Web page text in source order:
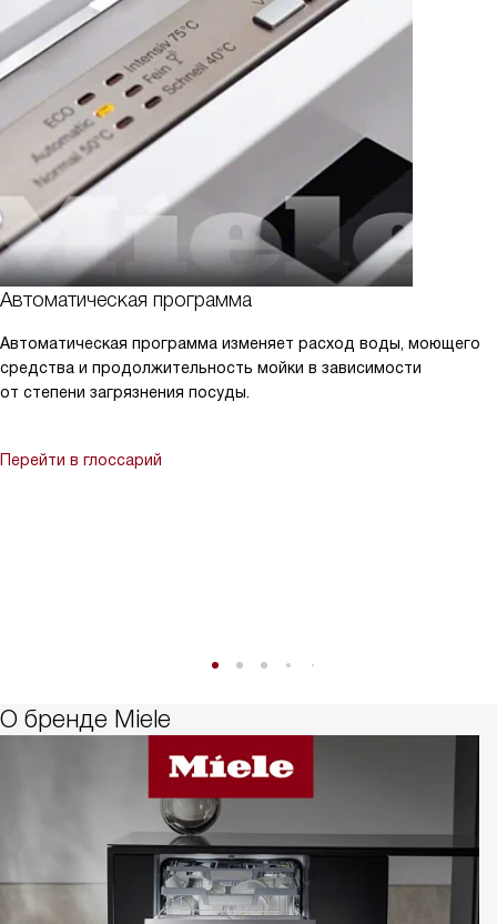
Автоматическая программа
Автоматическая программа изменяет расход воды, моющего
средства и продолжительность мойки в зависимости
от степени загрязнения посуды.
Перейти в глоссарий
О бренде Miele